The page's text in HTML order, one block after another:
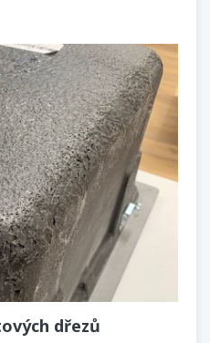
dřezů